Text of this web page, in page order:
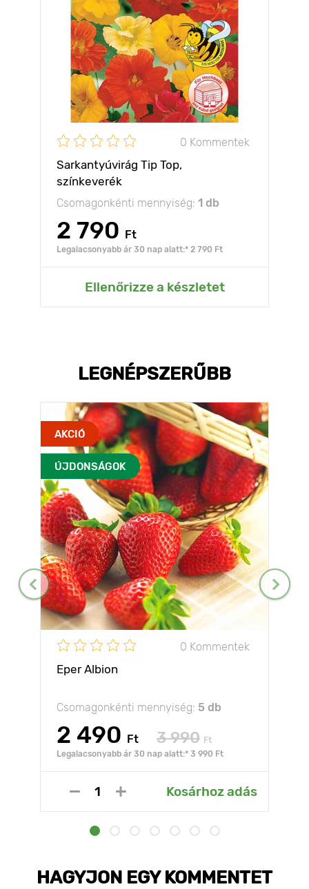
0 Kommentek
Sarkantyúvirág Tip Top,
színkeverék
Csomagonkénti mennyiség: 1 db
2 790 Ft
Legalacsonyabb ár 30 nap alatt:* 2 790 Ft
Ellenőrizze a készletet
LEGNÉPSZERŰBB
AKCIÓ
ÚJDONSÁGOK
0 Kommentek
Eper Albion
Csomagonkénti mennyiség: 5 db
2 490 Ft 3 990 Ft
Legalacsonyabb ár 30 nap alatt:* 3 990 Ft
Kosárhoz adás
HAGYJON EGY KOMMENTET